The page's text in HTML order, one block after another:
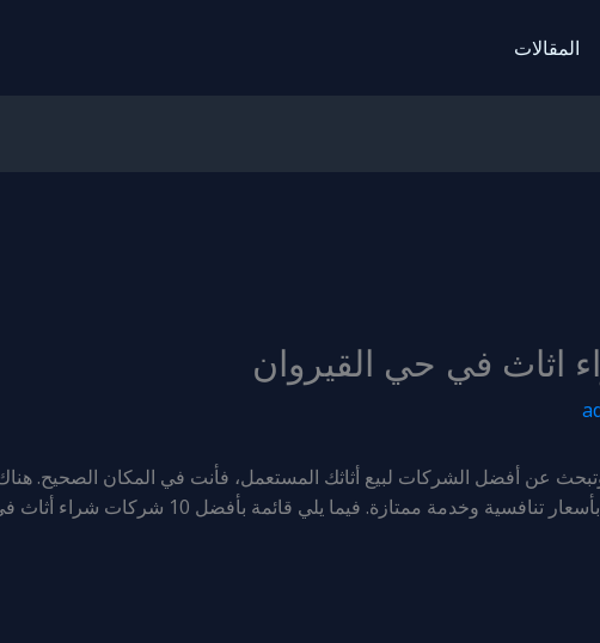
المقالات
عن أفضل الشركات لبيع أثاثك المستعمل، فأنت في المكان الصحيح.
التي تقدم خدمات شراء الأثاث المستعمل بأسعار